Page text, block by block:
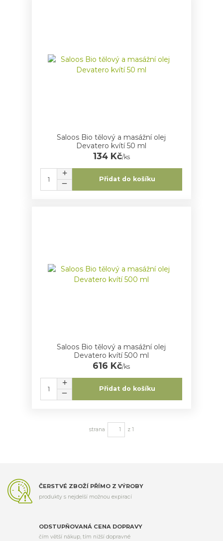
Saloos Bio tělový a masážní olej
Devatero kvítí 50 ml
134 Kč/ks
Přidat do košíku
Saloos Bio tělový a masážní olej
Devatero kvítí 500 ml
616 Kč/ks
Přidat do košíku
strana z 1
ČERSTVÉ ZBOŽÍ PŘÍMO Z VÝROBY
produkty s nejdelší možnou expirací
ODSTUPŇOVANÁ CENA DOPRAVY
čím větší nákup, tím nižší dopravné